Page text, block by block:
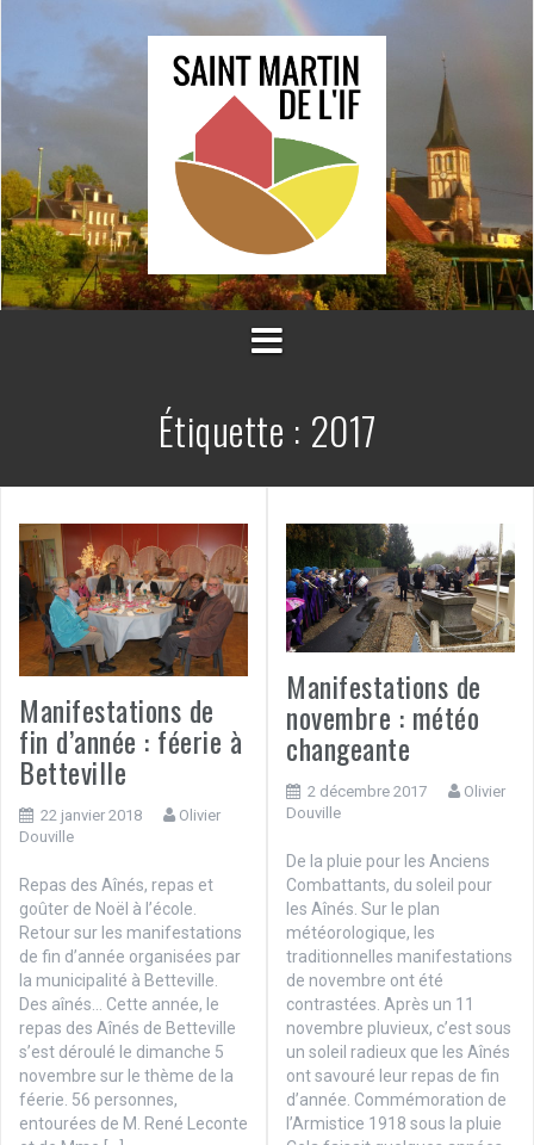
Étiquette : 2017
Manifestations de
fin d’année : féerie à
Betteville
22 janvier 2018
Olivier
Douville
Repas des Aînés, repas et
goûter de Noël à l’école.
Retour sur les manifestations
de fin d’année organisées par
la municipalité à Betteville.
Des aînés… Cette année, le
repas des Aînés de Betteville
s’est déroulé le dimanche 5
novembre sur le thème de la
féerie. 56 personnes,
entourées de M. René Leconte
Manifestations de
novembre : météo
changeante
2 décembre 2017
Olivier
Douville
De la pluie pour les Anciens
Combattants, du soleil pour
les Aînés. Sur le plan
météorologique, les
traditionnelles manifestations
de novembre ont été
contrastées. Après un 11
novembre pluvieux, c’est sous
un soleil radieux que les Aînés
ont savouré leur repas de fin
d’année. Commémoration de
l’Armistice 1918 sous la pluie